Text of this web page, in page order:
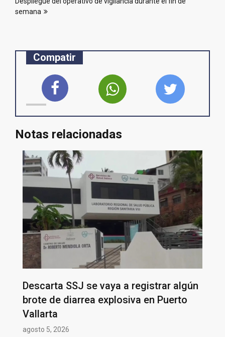
semana
Compatir
Notas relacionadas
Descarta SSJ se vaya a registrar algún
brote de diarrea explosiva en Puerto
Vallarta
agosto 5, 2026